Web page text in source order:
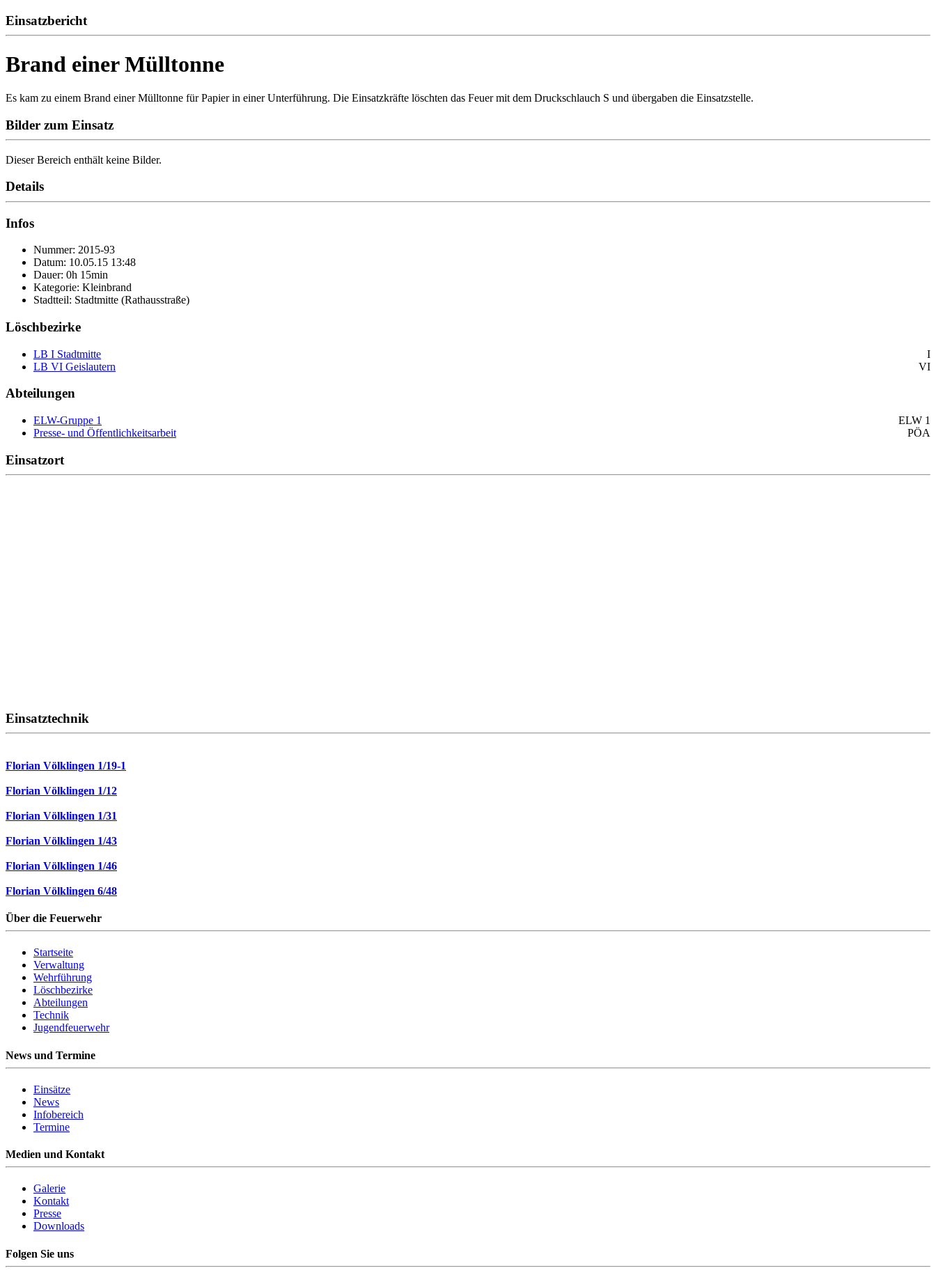
Einsatzbericht
Brand einer Mülltonne
Es kam zu einem Brand einer Mülltonne für Papier in einer Unterführung. Die Einsatzkräfte löschten das Feuer mit dem Druckschlauch S und übergaben die Einsatzstelle.
Bilder zum Einsatz
Dieser Bereich enthält keine Bilder.
Details
Infos
Nummer: 2015-93
Datum: 10.05.15 13:48
Dauer: 0h 15min
Kategorie: Kleinbrand
Stadtteil: Stadtmitte (Rathausstraße)
Löschbezirke
LB I Stadtmitte
I
LB VI Geislautern
VI
Abteilungen
ELW-Gruppe 1
ELW 1
Presse- und Öffentlichkeitsarbeit
PÖA
Einsatzort
Einsatztechnik
Florian Völklingen 1/19-1
Florian Völklingen 1/12
Florian Völklingen 1/31
Florian Völklingen 1/43
Florian Völklingen 1/46
Florian Völklingen 6/48
Über die Feuerwehr
Startseite
Verwaltung
Wehrführung
Löschbezirke
Abteilungen
Technik
Jugendfeuerwehr
News und Termine
Einsätze
News
Infobereich
Termine
Medien und Kontakt
Galerie
Kontakt
Presse
Downloads
Folgen Sie uns